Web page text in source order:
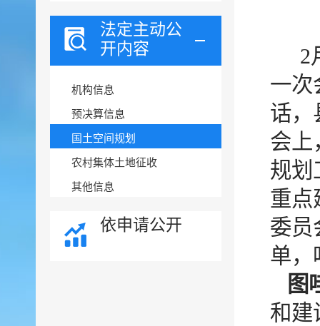
法定主动公
开内容
机构信息
预决算信息
国土空间规划
农村集体土地征收
其他信息
依申请公开
2
一次
话，
会上
规划
重点
委员
单，
图
和建